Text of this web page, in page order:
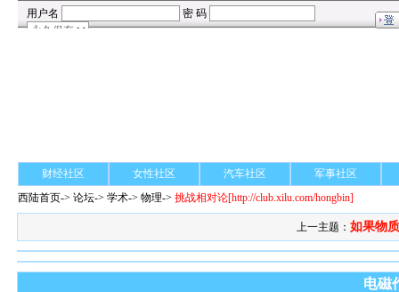
财经社区 女性社区 汽车社区
军事社区
西陆首页->论坛->学术-> 物理->挑战相对论[http://club.xilu.com/hongbin]
上一主题：如果物
电磁